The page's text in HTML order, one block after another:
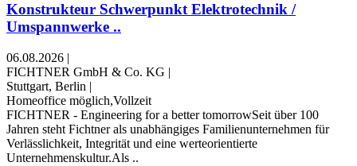
Konstrukteur Schwerpunkt Elektrotechnik /
Umspannwerke ..
06.08.2026 |
FICHTNER GmbH & Co. KG |
Stuttgart, Berlin |
Homeoffice möglich,Vollzeit
FICHTNER - Engineering for a better tomorrowSeit über 100
Jahren steht Fichtner als unabhängiges Familienunternehmen für
Verlässlichkeit, Integrität und eine werteorientierte
Unternehmenskultur.Als ..